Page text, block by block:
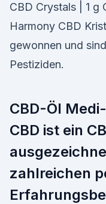
CBD Crystals | 1 g
Harmony CBD
gewonnen und
Pestiziden.
CBD-Öl
CBD ist ein
zahlreichen